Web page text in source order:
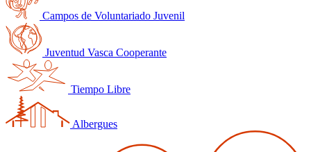
Campos de Voluntariado Juvenil
Juventud Vasca Cooperante
Tiempo Libre
Albergues